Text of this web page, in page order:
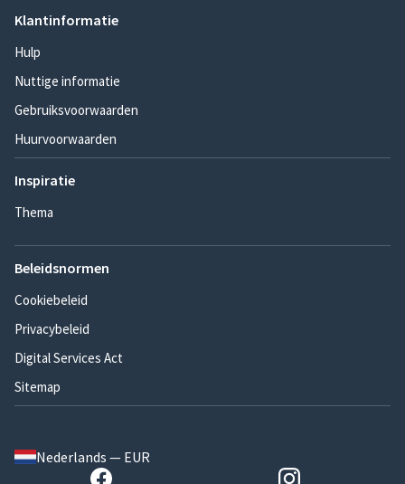
Klantinformatie
Hulp
Nuttige informatie
Gebruiksvoorwaarden
Huurvoorwaarden
Inspiratie
Thema
Beleidsnormen
Cookiebeleid
Privacybeleid
Digital Services Act
Sitemap
Nederlands — EUR